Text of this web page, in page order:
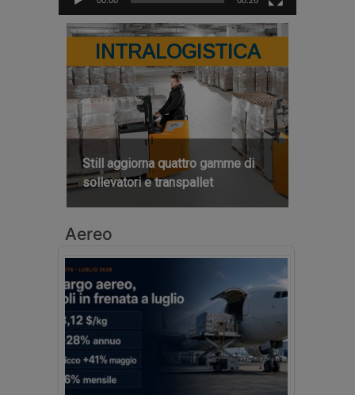
INTRALOGISTICA
Still aggiorna quattro gamme di
sollevatori e transpallet
Aereo